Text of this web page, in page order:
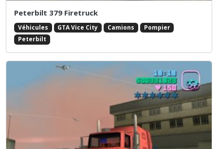
Peterbilt 379 Firetruck
Véhicules GTA Vice City Camions
Pompier
Peterbilt